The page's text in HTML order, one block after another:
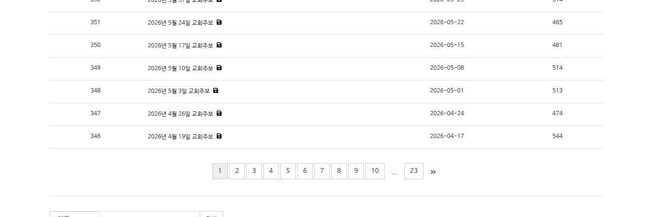
351 2026년 5월 24일 교회주보 2026-05-22 465
350 2026년 5월 17일 교회주보 2026-05-15 481
349 2026년 5월 10일 교회주보 2026-05-08 514
348 2026년 5월 3일 교회주보 2026-05-01 513
347 2026년 4월 26일 교회주보 2026-04-24 474
346 2026년 4월 19일 교회주보 2026-04-17 544
1 2 3 4 5 6 7 8 9 10 ... 23